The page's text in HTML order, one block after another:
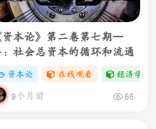
# 4K # 电影
资本论》第二卷第七期—
：社会总资本的循环和流通
资本论 在线观看 经济学专
9个月前 66